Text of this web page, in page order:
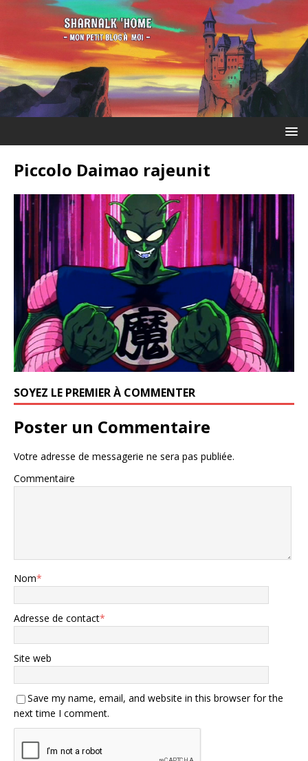
Piccolo Daimao rajeunit
SOYEZ LE PREMIER À COMMENTER
Poster un Commentaire
Votre adresse de messagerie ne sera pas publiée.
Commentaire
Nom*
Adresse de contact*
Site web
Save my name, email, and website in this browser for the
next time I comment.